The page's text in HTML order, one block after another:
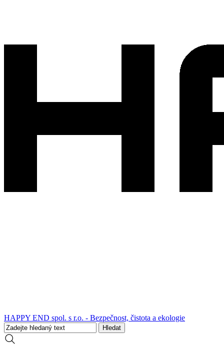
HAPPY END spol. s r.o. - Bezpečnost, čistota a ekologie